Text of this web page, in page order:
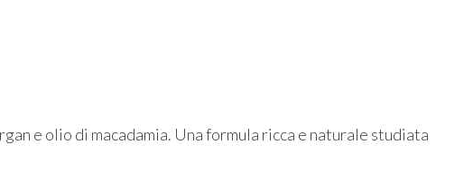
e olio di macadamia. Una formula ricca e naturale studiata